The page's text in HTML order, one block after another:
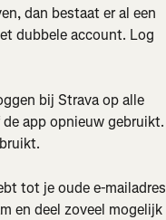
dan bestaat er al een
dubbele account. Log
bij Strava op alle
app opnieuw gebruikt.
tot je oude e-mailadres
en deel zoveel mogelijk